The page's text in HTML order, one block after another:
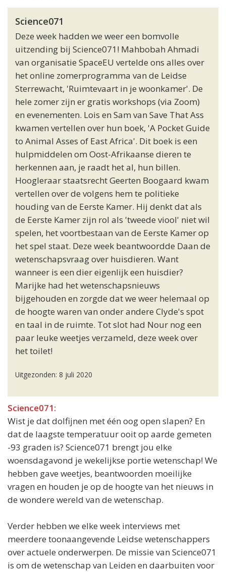
Science071
Deze week hadden we weer een bomvolle
uitzending bij Science071! Mahbobah Ahmadi
van organisatie SpaceEU vertelde ons alles over
het online zomerprogramma van de Leidse
Sterrewacht, 'Ruimtevaart in je woonkamer'. De
hele zomer zijn er gratis workshops (via Zoom)
en evenementen. Lois en Sam van Save That Ass
kwamen vertellen over hun boek, 'A Pocket Guide
to Animal Asses of East Africa'. Dit boek is een
hulpmiddelen om Oost-Afrikaanse dieren te
herkennen aan, je raadt het al, hun billen.
Hoogleraar staatsrecht Geerten Boogaard kwam
vertellen over de volgens hem te politieke
houding van de Eerste Kamer. Hij denkt dat als
de Eerste Kamer zijn rol als 'tweede viool' niet wil
spelen, het voortbestaan van de Eerste Kamer op
het spel staat. Deze week beantwoordde Daan de
wetenschapsvraag over huisdieren. Want
wanneer is een dier eigenlijk een huisdier?
Marijke had het wetenschapsnieuws
bijgehouden en zorgde dat we weer helemaal op
de hoogte waren van onder andere Clyde's spot
en taal in de ruimte. Tot slot had Nour nog een
paar leuke weetjes verzameld, deze week over
het toilet!
Uitgezonden: 8 juli 2020
Science071:
Wist je dat dolfijnen met één oog open slapen? En
dat de laagste temperatuur ooit op aarde gemeten
-93 graden is? Science071 brengt jou elke
woensdagavond je wekelijkse portie wetenschap! We
hebben gave weetjes, beantwoorden moeilijke
vragen en houden je op de hoogte van het nieuws in
de wondere wereld van de wetenschap.
Verder hebben we elke week interviews met
meerdere toonaangevende Leidse wetenschappers
over actuele onderwerpen. De missie van Science071
is om de wetenschap van Leiden en daarbuiten voor